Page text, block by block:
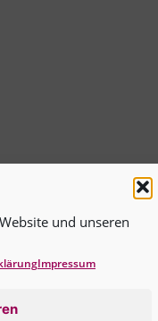
und unseren
Impressum